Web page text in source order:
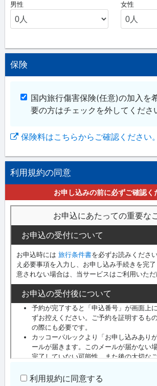
男性 女性
保険
国内旅行傷害保険(任意)の加入を
要の方はチェックを外してくださ
保険料はこちらからご確認ください。
利用規約の同意
お申し込みの前に必ずご確認く
利用規約に同意する